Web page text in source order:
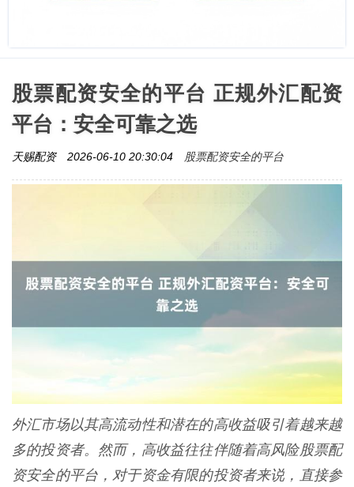
股票配资安全的平台 正规外汇配资
平台：安全可靠之选
天赐配资 2026-06-10 20:30:04 股票配资安全的平台
外汇市场以其高流动性和潜在的高收益吸引着越来越
多的投资者。然而，高收益往往伴随着高风险股票配
资安全的平台，对于资金有限的投资者来说，直接参